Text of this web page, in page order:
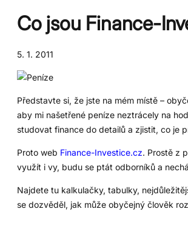
Co jsou Finance-
5. 1. 2011
Představte si, že jste na mém místě –
aby mi našetřené peníze neztrácely na
studovat finance do detailů a zjistit, co je
Proto web Finance-Investice.cz. Prostě z
využít i vy, budu se ptát odborníků a
Najdete tu kalkulačky, tabulky,
se dozvěděl, jak může obyčejný člověk